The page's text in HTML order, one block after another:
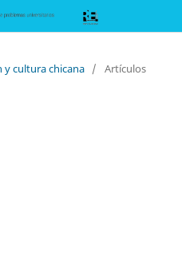
y cultura chicana / Artículos